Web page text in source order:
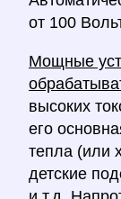
от 100
Мощные
высоких
его
тепла (или
детские